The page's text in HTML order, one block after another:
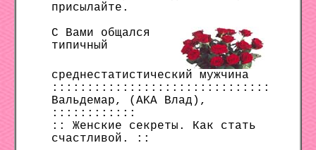
присылайте.
С Вами общался
типичный
среднестатистический мужчина
:::::::::::::::::::::::::::::::
Вальдемар, (AKA Влад),
::::::::::::
:: Женские секреты. Как стать
счастливой. ::